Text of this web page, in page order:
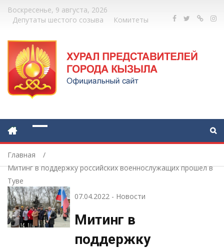
Воскресенье, 9 августа, 2026
Депутаты шестого созыва
Комитеты
Главная
Митинг в поддержку российских военнослужащих прошел в
Туве
07.04.2022- Новости
Митинг в
поддержку